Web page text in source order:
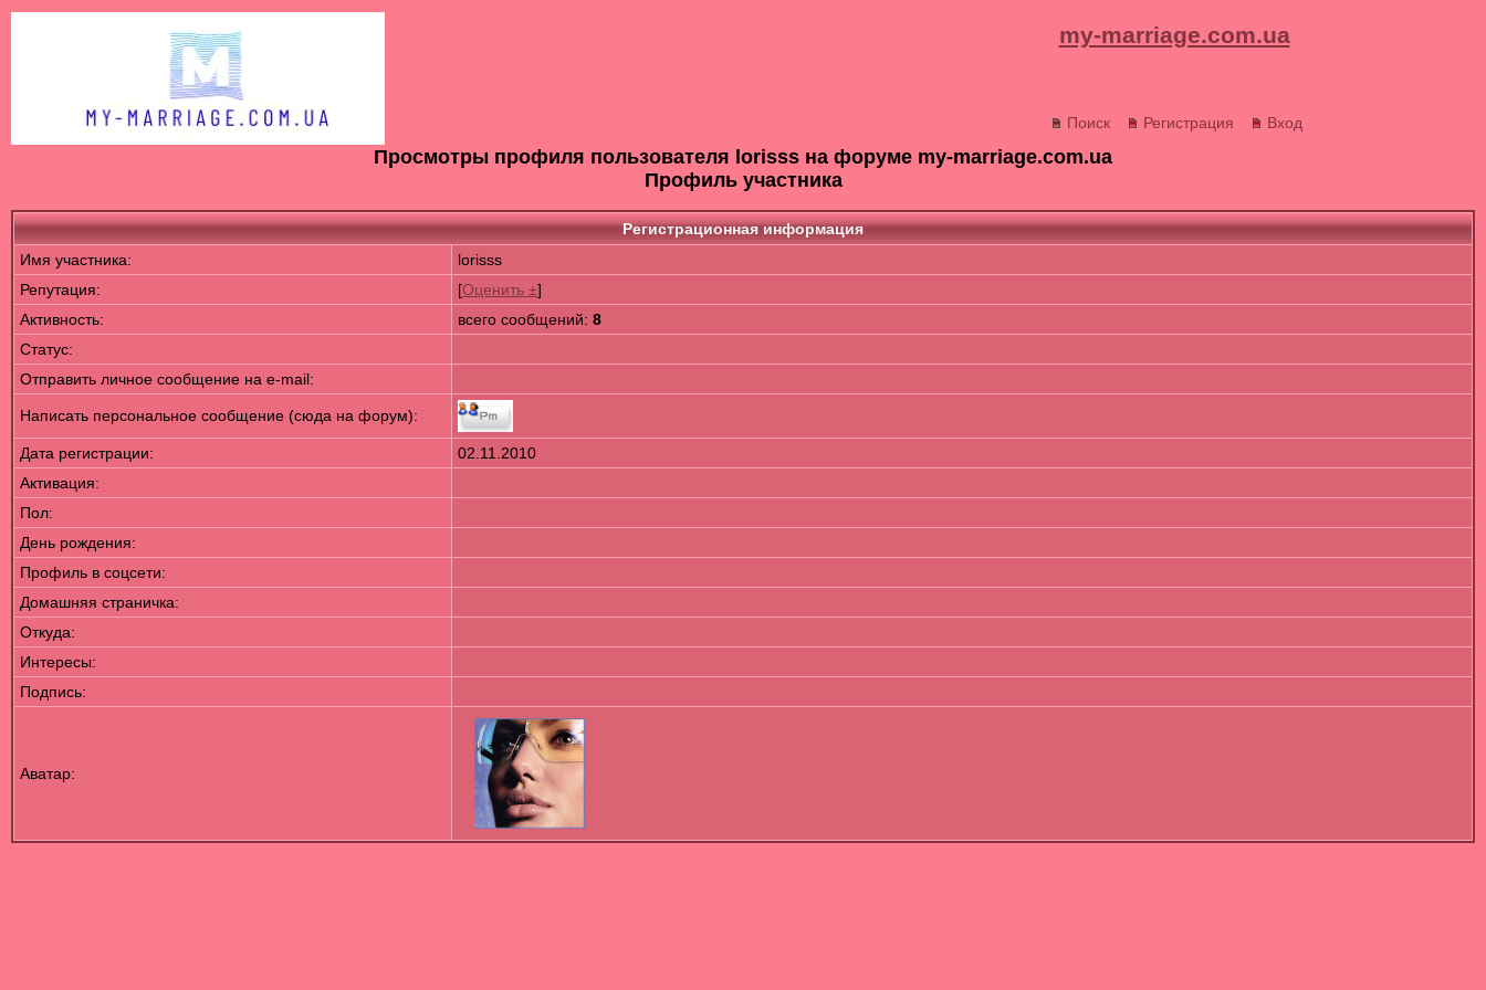
my-marriage.com.ua
Поиск Регистрация Вход
Просмотры профиля пользователя lorisss на форуме my-marriage.com.ua
Профиль участника
Регистрационная информация
Имя участника:
lorisss
Репутация:
[Оценить ±]
Активность:
всего сообщений: 8
Статус:
Отправить личное сообщение на e-mail:
Написать персональное сообщение (сюда на форум):
Дата регистрации:
02.11.2010
Активация:
Пол:
День рождения:
Профиль в соцсети:
Домашняя страничка:
Откуда:
Интересы:
Подпись:
Аватар: